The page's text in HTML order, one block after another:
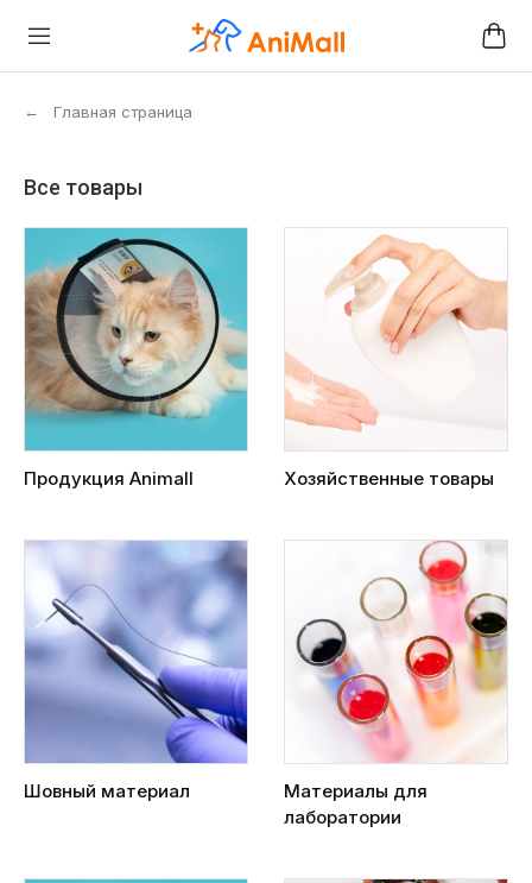
← Главная страница
Все товары
Продукция Animall Хозяйственные товары
Шовный материал
Материалы для
лаборатории